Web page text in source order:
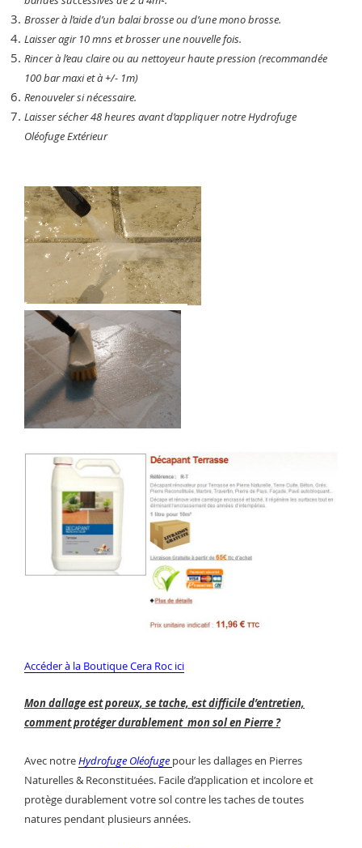
Brosser à l’aide d’un balai brosse ou d’une mono brosse.
Laisser agir 10 mns et brosser une nouvelle fois.
Rincer à l’eau claire ou au nettoyeur haute pression (recommandée
100 bar maxi et à +/- 1m)
Renouveler si nécessaire.
Laisser sécher 48 heures avant d’appliquer notre Hydrofuge
Oléofuge Extérieur
Accéder à la Boutique Cera Roc ici
Mon dallage est poreux, se tache, est difficile d’entretien,
comment protéger durablement mon sol en Pierre ?
Avec notreHydrofuge Oléofuge pour les dallages en Pierres
Naturelles & Reconstituées. Facile d’application et incolore et
protège durablement votre sol contre les taches de toutes
natures pendant plusieurs années.